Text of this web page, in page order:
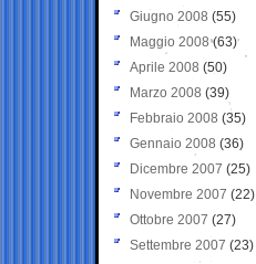
Giugno 2008 (55)
Maggio 2008(63)
Aprile 2008 (50)
Marzo 2008 (39)
Febbraio 2008 (35)
Gennaio 2008 (36)
Dicembre 2007 (25)
Novembre 2007 (22)
Ottobre 2007 (27)
Settembre 2007 (23)